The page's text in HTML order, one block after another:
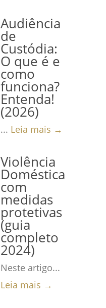
Audiência
de
Custódia:
O que é e
como
funciona?
Entenda!
(2026)
... Leia mais →
Violência
Doméstica
com
medidas
protetivas
(guia
completo
2024)
Neste artigo...
Leia mais →